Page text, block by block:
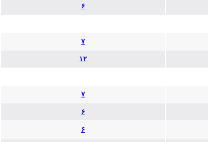
۶
۷
۱۲
۷
۶
۶